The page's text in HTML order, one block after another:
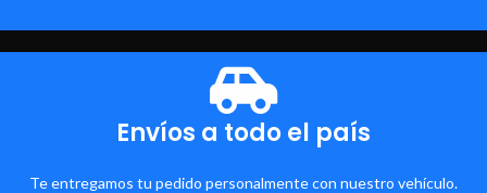
Envíos a todo el país
Te entregamos tu pedido personalmente con nuestro vehículo.